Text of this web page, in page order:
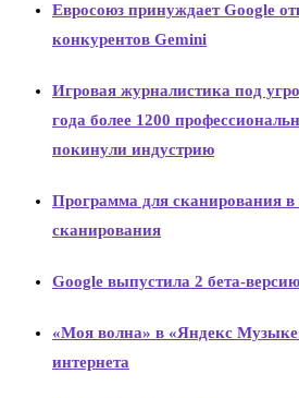
Евросоюз принуждает Google
конкурентов Gemini
Игровая журналистика под
года более 1200
покинули индустрию
Программа для сканирования в
сканирования
Google выпустила 2 бета-
«Моя волна» в «Яндекс
интернета